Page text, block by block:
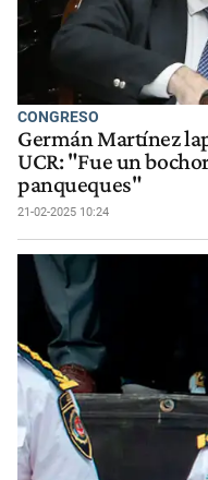
CONGRESO
Germán Martínez
UCR: "Fue un
panqueques"
21-02-2025 10:24